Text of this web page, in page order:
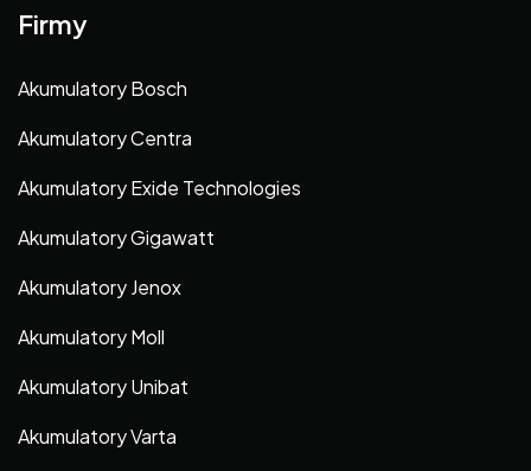
Firmy
Akumulatory Bosch
Akumulatory Centra
Akumulatory Exide Technologies
Akumulatory Gigawatt
Akumulatory Jenox
Akumulatory Moll
Akumulatory Unibat
Akumulatory Varta